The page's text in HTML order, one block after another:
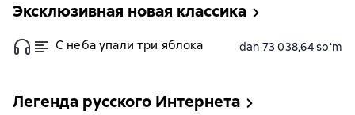
Эксклюзивная новая классика
С неба упали три яблока dan 73 038,64 soʻm
Легенда русского Интернета